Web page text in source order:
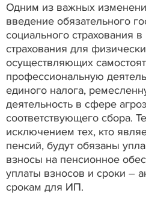
Одним из важных
введение обязательного
социального страхования
страхования для
осуществляющих
профессиональную
единого налога,
деятельность в сфере
соответствующего сбора.
исключением тех, кто
пенсий, будут обязаны
взносы на пенсионное
уплаты взносов и сроки –
срокам для ИП.